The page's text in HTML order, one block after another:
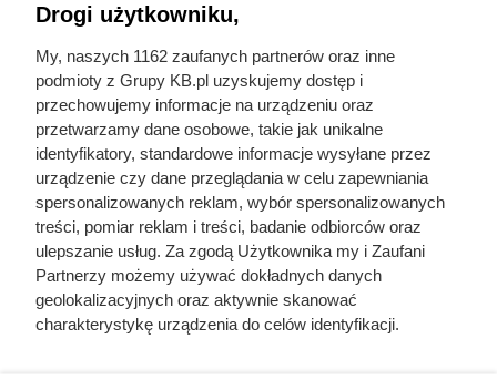
Drogi użytkowniku,
My, naszych 1162 zaufanych partnerów oraz inne
podmioty z Grupy KB.pl uzyskujemy dostęp i
przechowujemy informacje na urządzeniu oraz
przetwarzamy dane osobowe, takie jak unikalne
identyfikatory, standardowe informacje wysyłane przez
urządzenie czy dane przeglądania w celu zapewniania
spersonalizowanych reklam, wybór spersonalizowanych
treści, pomiar reklam i treści, badanie odbiorców oraz
ulepszanie usług. Za zgodą Użytkownika my i Zaufani
Partnerzy możemy używać dokładnych danych
geolokalizacyjnych oraz aktywnie skanować
charakterystykę urządzenia do celów identyfikacji.